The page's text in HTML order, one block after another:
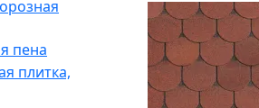
пена
плитка,